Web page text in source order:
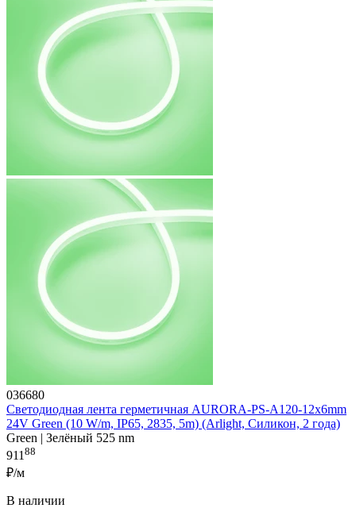
036680
Светодиодная лента герметичная AURORA-PS-A120-12x6mm
24V Green (10 W/m, IP65, 2835, 5m) (Arlight, Силикон, 2 года)
Green | Зелёный 525 nm
91188
₽/м
В наличии